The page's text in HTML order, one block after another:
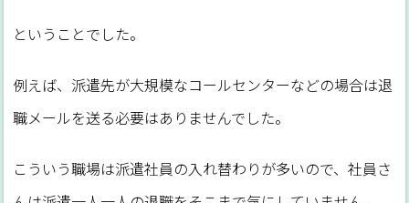
ということでした。
例えば、派遣先が大規模なコールセンターなどの場合は退
職メールを送る必要はありませんでした。
こういう職場は派遣社員の入れ替わりが多いので、社員さ